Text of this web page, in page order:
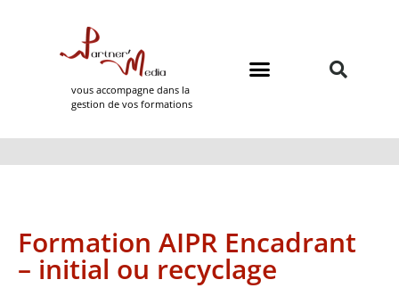
vous accompagne dans la
gestion de vos formations
Formation AIPR Encadrant
– initial ou recyclage